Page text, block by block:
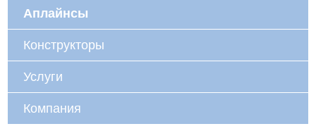
Аплайнсы
Конструкторы
Услуги
Компания